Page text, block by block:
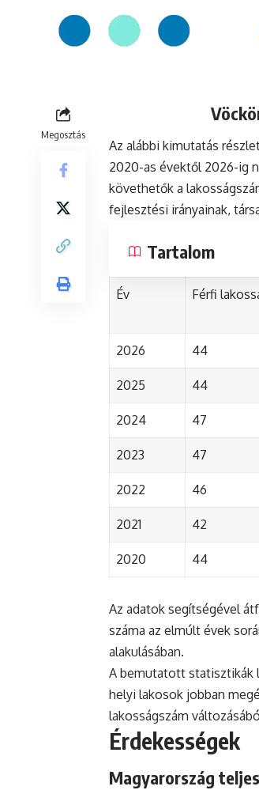
Megosztás
Az alábbi kimutatás
2020-as évektől 2026-ig
követhetők a
fejlesztési irányainak,
Tartalom
Év Férfi
2026 44
2025 44
2024 47
2023 47
2022 46
2021 42
2020 44
Az adatok segítségével
száma az elmúlt évek
alakulásában.
A bemutatott statisztikák
helyi lakosok jobban
lakosságszám
Érdekességek
Magyarország